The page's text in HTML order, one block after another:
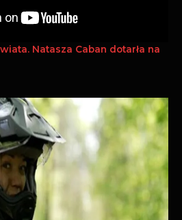
Natasza Caban dotarła na